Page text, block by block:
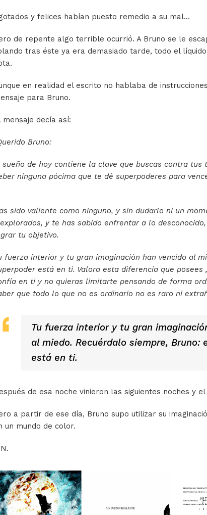
y felices habían puesto remedio a su mal…
de repente algo terrible ocurrió. A Bruno se le
tras éste ya era demasiado tarde, todo el
en realidad el escrito no hablaba de
para Bruno.
mensaje decía así:
Bruno:
sueño de hoy contiene la clave que buscas contra
ninguna pócima que te dé superpoderes para
sido valiente como ninguno, y sin dudarlo ni un
y te has sabido enfrentar a lo
tu objetivo.
fuerza interior y tu gran imaginación han vencido al
está en ti. Valora esta diferencia que
en ti y no quieras limitarte pensando de forma
que todo lo que no es ordinario no es raro ni
Tu fuerza interior y tu gran
al miedo. Recuérdalo siempre, Bruno:
está en ti.
de esa noche vinieron las siguientes noches y
a partir de ese día, Bruno supo utilizar su
un mundo de color.